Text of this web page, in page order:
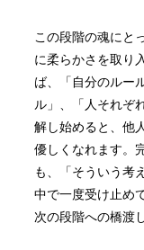
この段階の魂にと
に柔らかさを取り
ば、「自分のルー
ル」、「人それぞ
解し始めると、他
優しくなれます。
も、「そういう考
中で一度受け止め
次の段階への橋渡